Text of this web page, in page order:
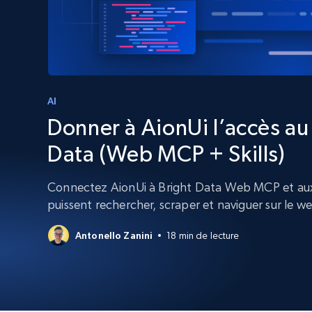
déblocage et hébergement intégrés
Proxys résidentiels 50% OFF
400M+ adresses IP mondiales
d’appareils pair réels
Proxys de datacenter
Proxys fiables et à haut débit pour
extraction de données efficace
INFRASTRUCTURE PROXY
Proxys
Proxys de ISP
Commence
partir de
$1.3/IP
AI
Donner à AionUi l’accès
Data (Web MCP + Skills)
Connectez AionUi à Bright Data Web MCP et
puissent rechercher, scraper et naviguer sur le
Antonello Zanini 18 min de lecture